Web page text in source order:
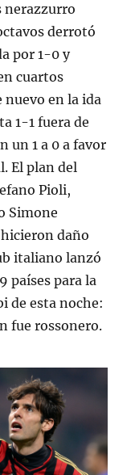
nerazzurro
derrotó
por 1-0 y
cuartos
nuevo en la ida
1-1 fuera de
un 1 a 0 a favor
El plan del
Pioli,
Simone
daño
italiano lanzó
países para la
de esta noche:
fue rossonero.